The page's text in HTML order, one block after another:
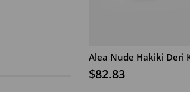
В КОРЗИНУ
$82.83